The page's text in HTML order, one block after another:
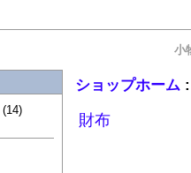
小
(14)
ショップホーム
財布